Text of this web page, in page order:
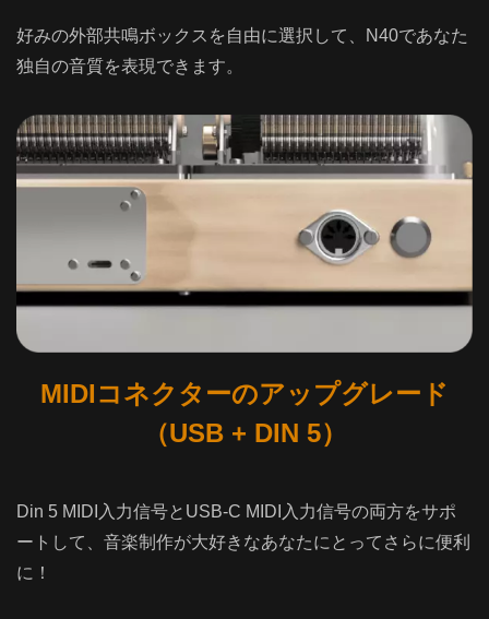
好みの外部共鳴ボックスを自由に選択して、N40であなた
独自の音質を表現できます。
MIDIコネクターのアップグレード
（USB + DIN 5）
Din 5 MIDI入力信号とUSB-C MIDI入力信号の両方をサポ
ートして、音楽制作が大好きなあなたにとってさらに便利
に！